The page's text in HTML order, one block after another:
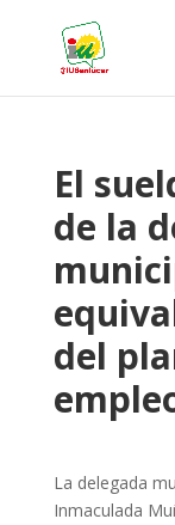
El
de la
del
La delegada
Inmaculada